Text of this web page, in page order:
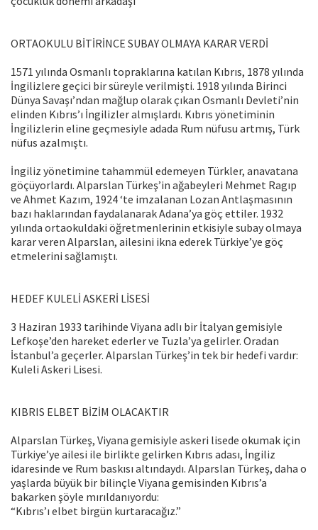
ORTAOKULU BİTİRİNCE SUBAY OLMAYA KARAR VERDİ
1571 yılında Osmanlı topraklarına katılan Kıbrıs, 1878 yılında
İngilizlere geçici bir süreyle verilmişti. 1918 yılında Birinci
Dünya Savaşı’ndan mağlup olarak çıkan Osmanlı Devleti’nin
elinden Kıbrıs’ı İngilizler almışlardı. Kıbrıs yönetiminin
İngilizlerin eline geçmesiyle adada Rum nüfusu artmış, Türk
nüfus azalmıştı.
İngiliz yönetimine tahammül edemeyen Türkler, anavatana
göçüyorlardı. Alparslan Türkeş’in ağabeyleri Mehmet Ragıp
ve Ahmet Kazım, 1924 ‘te imzalanan Lozan Antlaşmasının
bazı haklarından faydalanarak Adana’ya göç ettiler. 1932
yılında ortaokuldaki öğretmenlerinin etkisiyle subay olmaya
karar veren Alparslan, ailesini ikna ederek Türkiye’ye göç
etmelerini sağlamıştı.
HEDEF KULELİ ASKERİ LİSESİ
3 Haziran 1933 tarihinde Viyana adlı bir İtalyan gemisiyle
Lefkoşe’den hareket ederler ve Tuzla’ya gelirler. Oradan
İstanbul’a geçerler. Alparslan Türkeş’in tek bir hedefi vardır:
Kuleli Askeri Lisesi.
KIBRIS ELBET BİZİM OLACAKTIR
Alparslan Türkeş, Viyana gemisiyle askeri lisede okumak için
Türkiye’ye ailesi ile birlikte gelirken Kıbrıs adası, İngiliz
idaresinde ve Rum baskısı altındaydı. Alparslan Türkeş, daha o
yaşlarda büyük bir bilinçle Viyana gemisinden Kıbrıs’a
bakarken şöyle mırıldanıyordu:
“Kıbrıs’ı elbet birgün kurtaracağız.”